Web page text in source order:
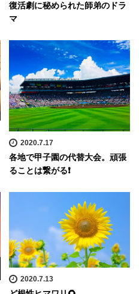
復活劇に秘められた師弟のドラ
マ
2020.7.17
各地で甲子園の代替大会。頑張
ることは繋がる❗️
2020.7.13